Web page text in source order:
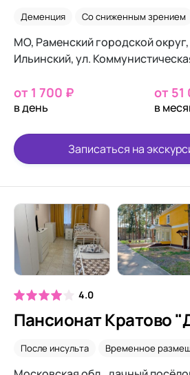
Деменция Со сниженным зрением
МО, Раменский городской
Ильинский, ул.
от 1 700 ₽
в день
от
в
Записаться на
4.0
Пансионат Кратово
После инсульта Временное